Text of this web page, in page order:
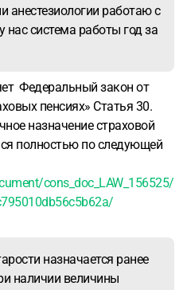
анестезиологии работаю с
нас система работы год за
Федеральный закон от
пенсиях» Статья 30.
назначение страховой
полностью по следующей
cons_doc_LAW_156525/
назначается ранее
наличии величины